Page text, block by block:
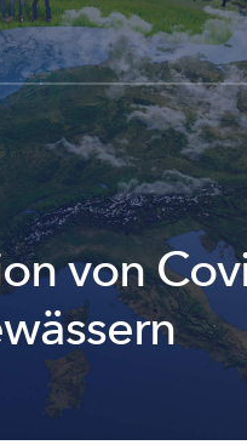
von